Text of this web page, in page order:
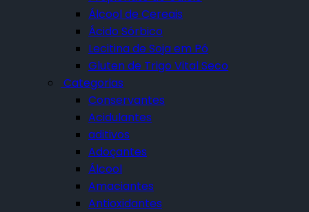
Álcool de Cereais
Ácido Sórbico
Lecitina de Soja em Pó
Gluten de Trigo Vital Seco
Categorias
Conservantes
Acidulantes
aditivos
Adoçantes
Álcool
Amaciantes
Antioxidantes